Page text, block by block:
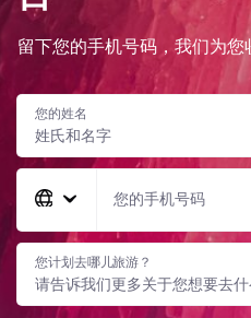
留下您的手机号码，我们为您
您的姓名
您的手机号码
您计划去哪儿旅游？